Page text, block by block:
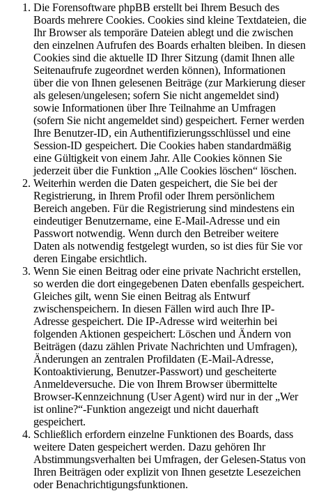
Die Forensoftware phpBB erstellt bei Ihrem Besuch des
Boards mehrere Cookies. Cookies sind kleine Textdateien, die
Ihr Browser als temporäre Dateien ablegt und die zwischen
den einzelnen Aufrufen des Boards erhalten bleiben. In diesen
Cookies sind die aktuelle ID Ihrer Sitzung (damit Ihnen alle
Seitenaufrufe zugeordnet werden können), Informationen
über die von Ihnen gelesenen Beiträge (zur Markierung dieser
als gelesen/ungelesen; sofern Sie nicht angemeldet sind)
sowie Informationen über Ihre Teilnahme an Umfragen
(sofern Sie nicht angemeldet sind) gespeichert. Ferner werden
Ihre Benutzer-ID, ein Authentifizierungsschlüssel und eine
Session-ID gespeichert. Die Cookies haben standardmäßig
eine Gültigkeit von einem Jahr. Alle Cookies können Sie
jederzeit über die Funktion „Alle Cookies löschen“ löschen.
Weiterhin werden die Daten gespeichert, die Sie bei der
Registrierung, in Ihrem Profil oder Ihrem persönlichem
Bereich angeben. Für die Registrierung sind mindestens ein
eindeutiger Benutzername, eine E-Mail-Adresse und ein
Passwort notwendig. Wenn durch den Betreiber weitere
Daten als notwendig festgelegt wurden, so ist dies für Sie vor
deren Eingabe ersichtlich.
Wenn Sie einen Beitrag oder eine private Nachricht erstellen,
so werden die dort eingegebenen Daten ebenfalls gespeichert.
Gleiches gilt, wenn Sie einen Beitrag als Entwurf
zwischenspeichern. In diesen Fällen wird auch Ihre IP-
Adresse gespeichert. Die IP-Adresse wird weiterhin bei
folgenden Aktionen gespeichert: Löschen und Ändern von
Beiträgen (dazu zählen Private Nachrichten und Umfragen),
Änderungen an zentralen Profildaten (E-Mail-Adresse,
Kontoaktivierung, Benutzer-Passwort) und gescheiterte
Anmeldeversuche. Die von Ihrem Browser übermittelte
Browser-Kennzeichnung (User Agent) wird nur in der „Wer
ist online?“-Funktion angezeigt und nicht dauerhaft
gespeichert.
Schließlich erfordern einzelne Funktionen des Boards, dass
weitere Daten gespeichert werden. Dazu gehören Ihr
Abstimmungsverhalten bei Umfragen, der Gelesen-Status von
Ihren Beiträgen oder explizit von Ihnen gesetzte Lesezeichen
oder Benachrichtigungsfunktionen.